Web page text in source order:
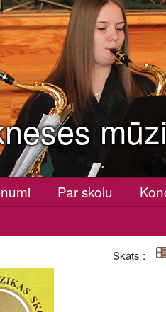
Par skolu
Skats :